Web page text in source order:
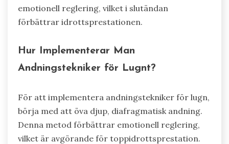
emotionell reglering, vilket i slutändan
förbättrar idrottsprestationen.
Hur Implementerar Man
Andningstekniker för Lugnt?
För att implementera andningstekniker för lugn,
börja med att öva djup, diafragmatisk andning.
Denna metod förbättrar emotionell reglering,
vilket är avgörande för toppidrottsprestation.